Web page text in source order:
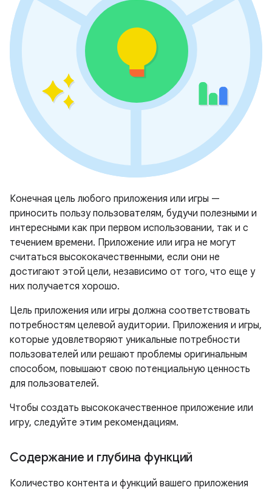
Конечная цель любого приложения или игры —
приносить пользу пользователям, будучи полезными и
интересными как при первом использовании, так и с
течением времени. Приложение или игра не могут
считаться высококачественными, если они не
достигают этой цели, независимо от того, что еще у
них получается хорошо.
Цель приложения или игры должна соответствовать
потребностям целевой аудитории. Приложения и игры,
которые удовлетворяют уникальные потребности
пользователей или решают проблемы оригинальным
способом, повышают свою потенциальную ценность
для пользователей.
Чтобы создать высококачественное приложение или
игру, следуйте этим рекомендациям.
Содержание и глубина функций
Количество контента и функций вашего приложения